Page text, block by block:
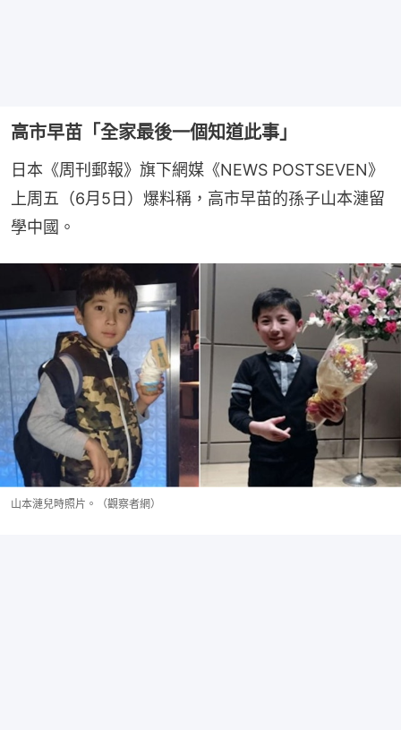
高市早苗「全家最後一個知道此事」
日本《周刊郵報》旗下網媒《NEWS POSTSEVEN》
上周五（6月5日）爆料稱，高市早苗的孫子山本漣留
學中國。
山本漣兒時照片。（觀察者網）